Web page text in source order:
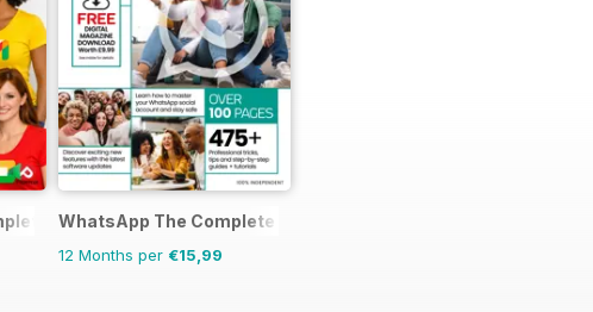
Manual
WhatsApp The Complete Manual
12 Months per €15,99